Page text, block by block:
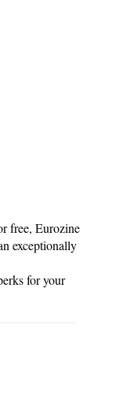
free, Eurozine
exceptionally
for your